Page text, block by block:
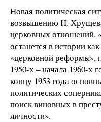
Новая политическая
возвышению Н.
церковных отношений.
останется в истории
«церковной реформы»,
1950-х – начала 1960-х
концу 1953 года
политических
поиск виновных в
личности».